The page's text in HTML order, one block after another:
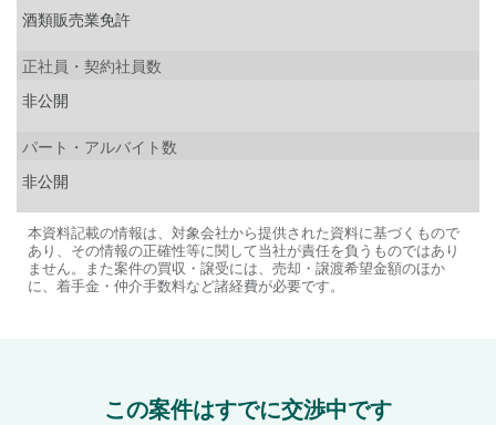
酒類販売業免許
正社員・契約社員数
非公開
パート・アルバイト数
非公開
本資料記載の情報は、対象会社から提供された資料に基づくもので
あり、その情報の正確性等に関して当社が責任を負うものではあり
ません。また案件の買収・譲受には、売却・譲渡希望金額のほか
に、着手金・仲介手数料など諸経費が必要です。
この案件はすでに交渉中です